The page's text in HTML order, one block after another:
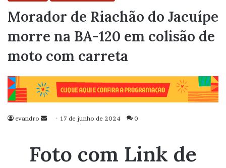
Morador de Riachão do Jacuípe
morre na BA-120 em colisão de
moto com carreta
evandro
Mande
mail
17 de junho de 2024 0
Foto com Link de